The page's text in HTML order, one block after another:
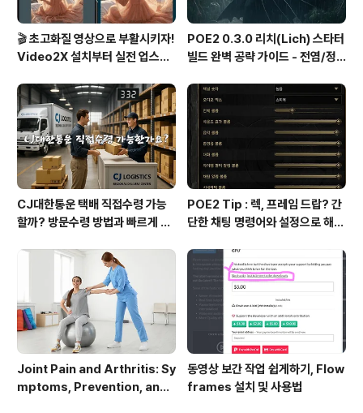
🎬 초고화질 영상으로 부활시키자!
Video2X 설치부터 실전 업스케
POE2 0.3.0 리치(Lich) 스타터
빌드 완벽 공략 가이드 - 전염/정
CJ대한통운 택배 직접수령 가능
할까? 방문수령 방법과 빠르게 찾
POE2 Tip : 렉, 프레임 드랍? 간
단한 채팅 명령어와 설정으로 해결
Joint Pain and Arthritis: Sy
mptoms, Prevention, and
동영상 보간 작업 쉽게하기, Flow
frames 설치 및 사용법